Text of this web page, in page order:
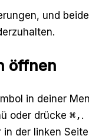
und
öffnen
in deiner
oder drücke ⌘, .
in der linken